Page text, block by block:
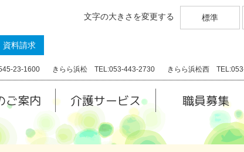
文字の大きさを変更する 標準
資料請求
23-1600 きらら浜松 TEL:053-443-2730 きらら浜松西
ご案内 介護サービス 職員募集